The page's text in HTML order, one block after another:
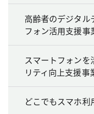
高齢者のデジタル
フォン活用支援事
スマートフォンを
リティ向上支援事
どこでもスマホ利